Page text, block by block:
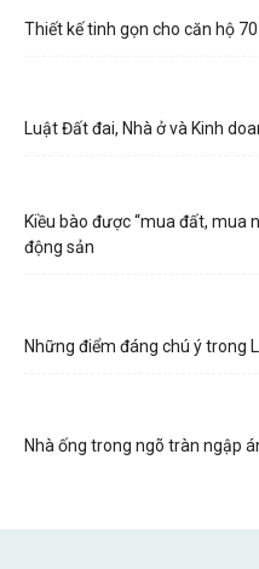
Thiết kế tinh gọn cho căn hộ
Luật Đất đai, Nhà ở và Kinh
Kiều bào được “mua đất, mua
động sản
Những điểm đáng chú ý trong
Nhà ống trong ngõ tràn ngập